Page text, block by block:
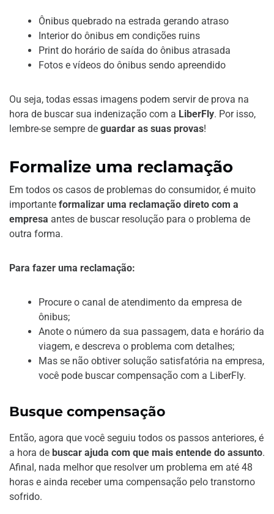
Ônibus quebrado na estrada gerando atraso
Interior do ônibus em condições ruins
Print do horário de saída do ônibus atrasada
Fotos e vídeos do ônibus sendo apreendido
Ou seja, todas essas imagens podem servir de prova na
hora de buscar sua indenização com a LiberFly. Por isso,
lembre-se sempre de guardar as suas provas!
Formalize uma reclamação
Em todos os casos de problemas do consumidor, é muito
importante formalizar uma reclamação direto com a
empresa antes de buscar resolução para o problema de
outra forma.
Para fazer uma reclamação:
Procure o canal de atendimento da empresa de
ônibus;
Anote o número da sua passagem, data e horário da
viagem, e descreva o problema com detalhes;
Mas se não obtiver solução satisfatória na empresa,
você pode buscar compensação com a LiberFly.
Busque compensação
Então, agora que você seguiu todos os passos anteriores, é
a hora de buscar ajuda com que mais entende do assunto.
Afinal, nada melhor que resolver um problema em até 48
horas e ainda receber uma compensação pelo transtorno
sofrido.